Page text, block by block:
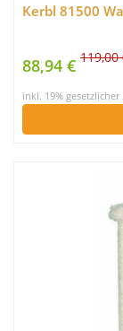
Kerbl 81500
88,94 € 119,00
inkl. 19% gesetzlicher